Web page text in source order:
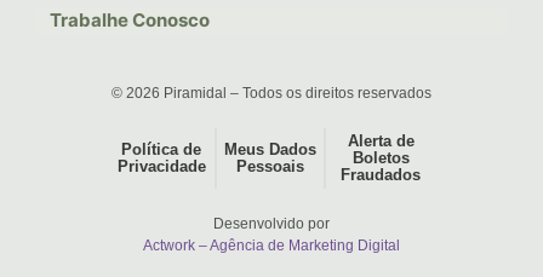
Trabalhe Conosco
© 2026 Piramidal – Todos os direitos reservados
Política de
Privacidade
Meus Dados
Pessoais
Alerta de
Boletos
Fraudados
Desenvolvido por
Actwork – Agência de Marketing Digital